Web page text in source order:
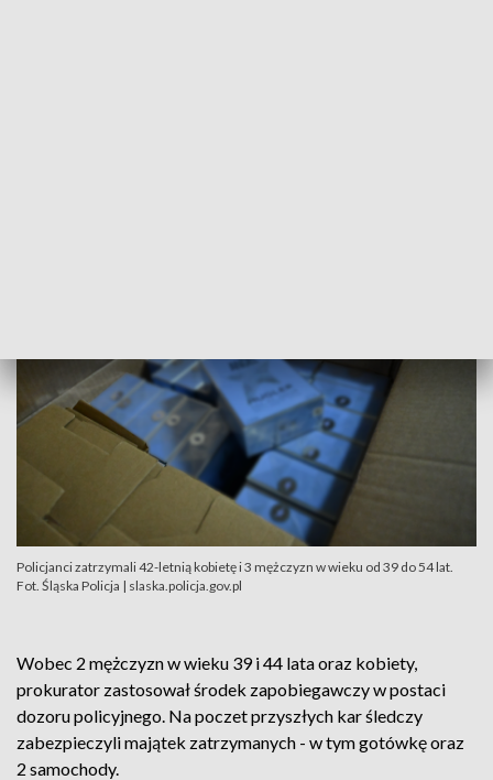
Policjanci zatrzymali 42-letnią kobietę i 3 mężczyzn w wieku od 39 do 54 lat.
Fot. Śląska Policja | slaska.policja.gov.pl
Wobec 2 mężczyzn w wieku 39 i 44 lata oraz kobiety,
prokurator zastosował środek zapobiegawczy w postaci
dozoru policyjnego. Na poczet przyszłych kar śledczy
zabezpieczyli majątek zatrzymanych - w tym gotówkę oraz
2 samochody.